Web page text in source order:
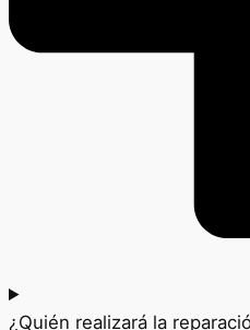
¿Quién realizará la